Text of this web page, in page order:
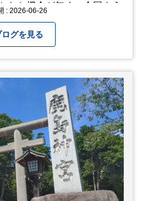
なか機会が無く、今回よう
たのですが、、10時頃にも
に入れるのは12時過ぎ頃で
ていましたがここまでと
ピングモール内の店舗だっ
つ待機して遂に入店。ハン
減でとってもジューシーで
す！！目の前で店員さんが
とっても良かったです。 こ
勢い、、！！！ 皆様も
ましたら是非とも召し上が
約は行っていないようなの
ングと要相談で
: 2026-06-26
ログを見る